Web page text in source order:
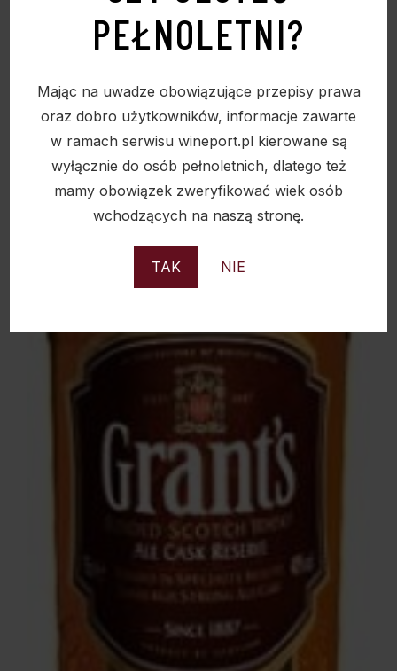
PEŁNOLETNI?
Mając na uwadze obowiązujące przepisy prawa
oraz dobro użytkowników, informacje zawarte
w ramach serwisu wineport.pl kierowane są
wyłącznie do osób pełnoletnich, dlatego też
mamy obowiązek zweryfikować wiek osób
wchodzących na naszą stronę.
TAK NIE